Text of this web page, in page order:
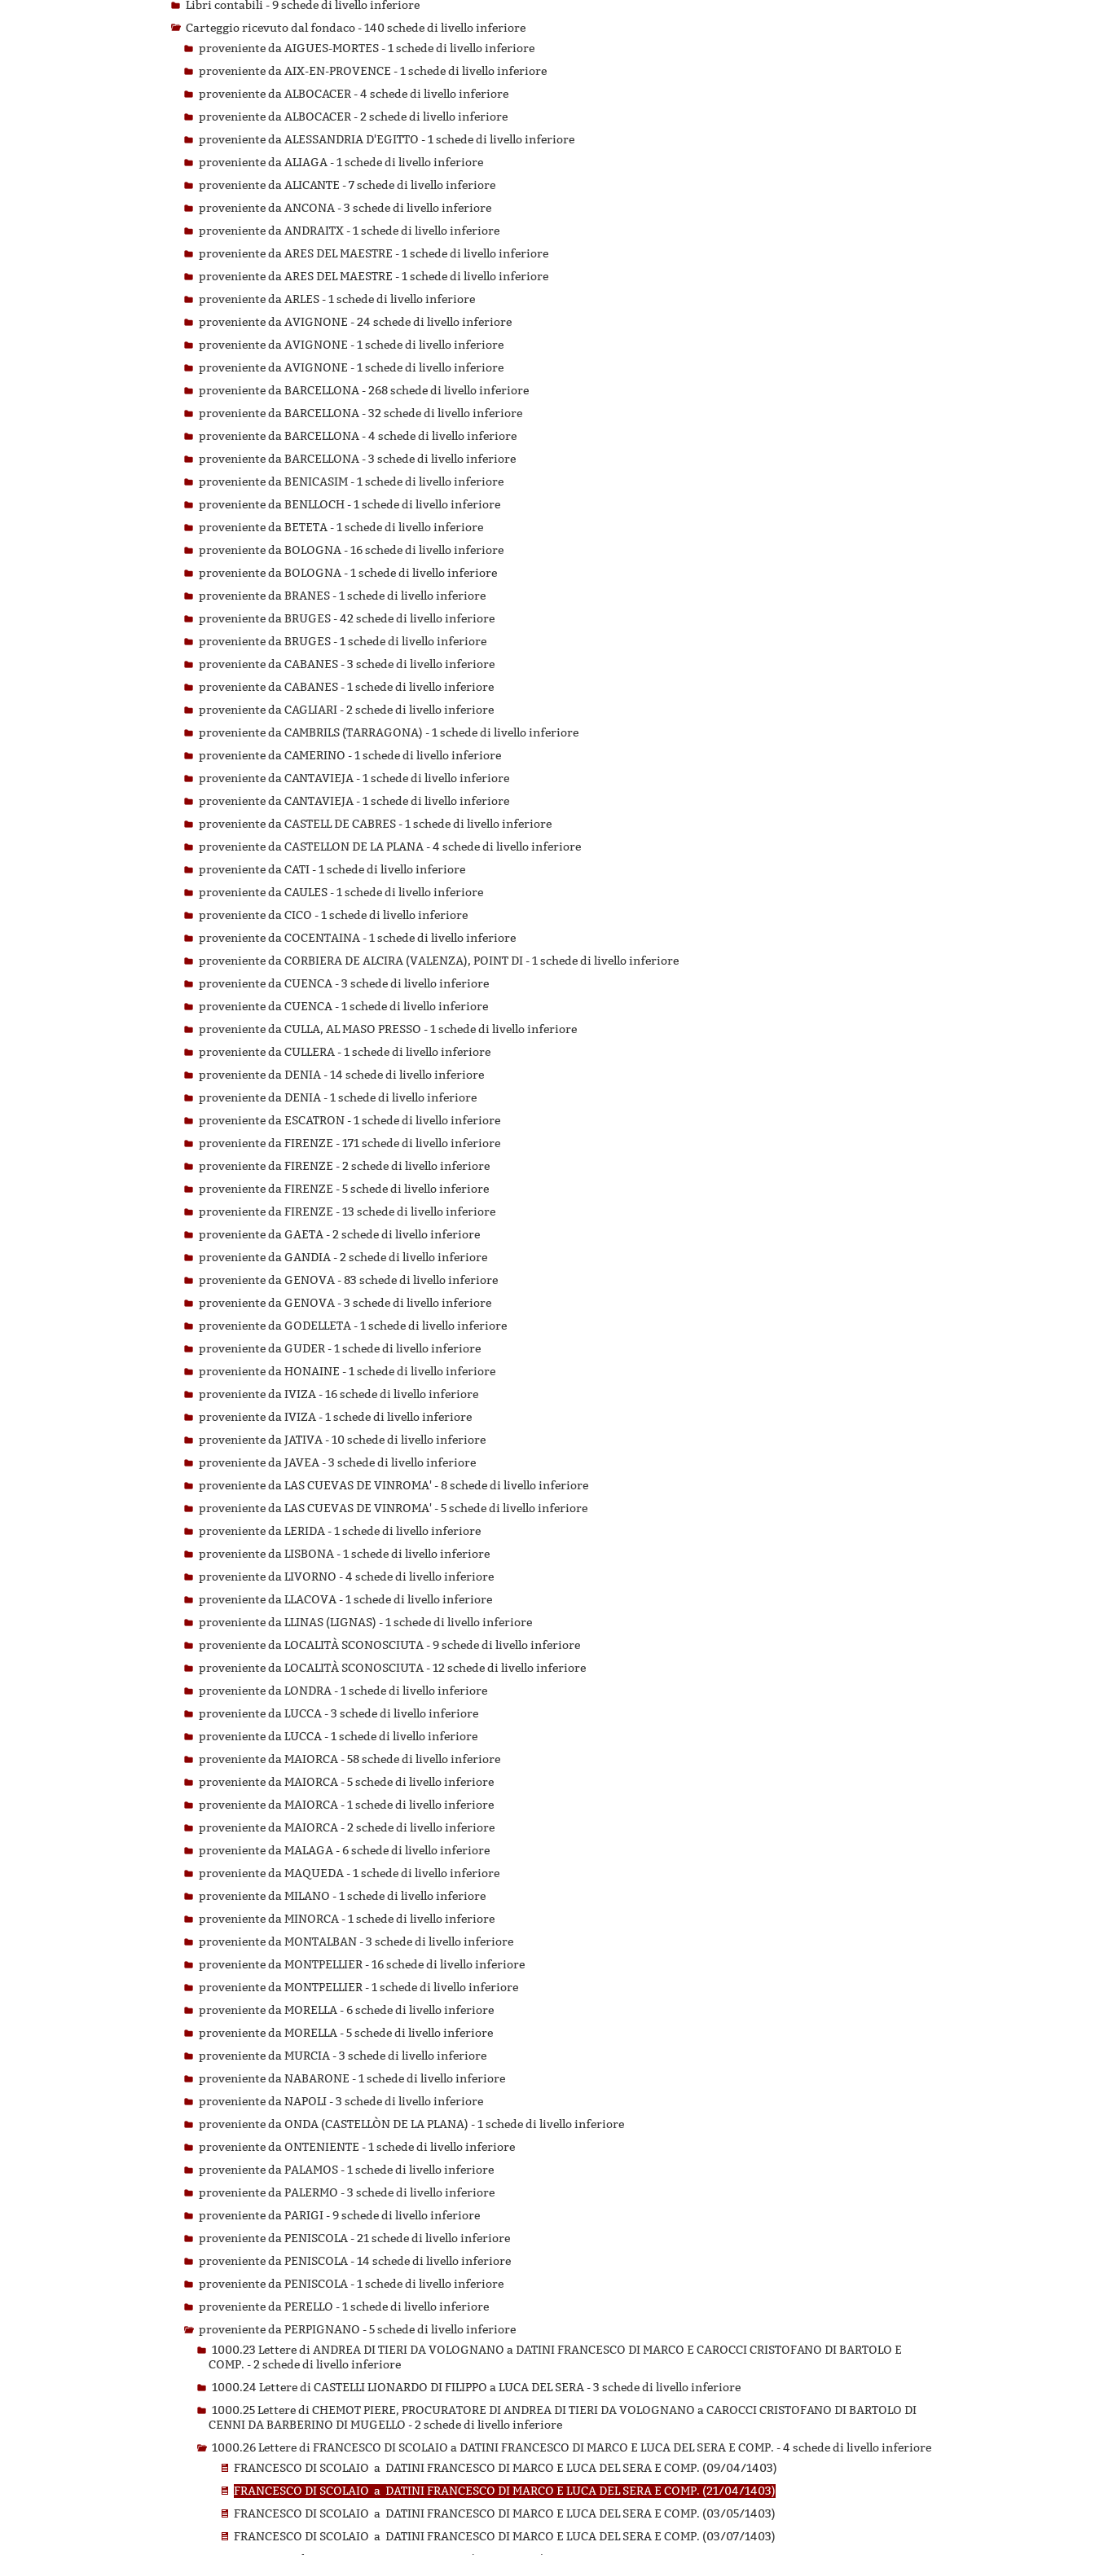
Libri contabili -9 schede di livello inferiore
Carteggio ricevuto dal fondaco -140 schede di livello inferiore
proveniente da AIGUES-MORTES -1 schede di livello inferiore
proveniente da AIX-EN-PROVENCE -1 schede di livello inferiore
proveniente da ALBOCACER -4 schede di livello inferiore
proveniente da ALBOCACER -2 schede di livello inferiore
proveniente da ALESSANDRIA D'EGITTO -1 schede di livello inferiore
proveniente da ALIAGA -1 schede di livello inferiore
proveniente da ALICANTE -7 schede di livello inferiore
proveniente da ANCONA -3 schede di livello inferiore
proveniente da ANDRAITX -1 schede di livello inferiore
proveniente da ARES DEL MAESTRE -1 schede di livello inferiore
proveniente da ARES DEL MAESTRE -1 schede di livello inferiore
proveniente da ARLES -1 schede di livello inferiore
proveniente da AVIGNONE -24 schede di livello inferiore
proveniente da AVIGNONE -1 schede di livello inferiore
proveniente da AVIGNONE -1 schede di livello inferiore
proveniente da BARCELLONA -268 schede di livello inferiore
proveniente da BARCELLONA -32 schede di livello inferiore
proveniente da BARCELLONA -4 schede di livello inferiore
proveniente da BARCELLONA -3 schede di livello inferiore
proveniente da BENICASIM -1 schede di livello inferiore
proveniente da BENLLOCH -1 schede di livello inferiore
proveniente da BETETA -1 schede di livello inferiore
proveniente da BOLOGNA -16 schede di livello inferiore
proveniente da BOLOGNA -1 schede di livello inferiore
proveniente da BRANES -1 schede di livello inferiore
proveniente da BRUGES -42 schede di livello inferiore
proveniente da BRUGES -1 schede di livello inferiore
proveniente da CABANES -3 schede di livello inferiore
proveniente da CABANES -1 schede di livello inferiore
proveniente da CAGLIARI -2 schede di livello inferiore
proveniente da CAMBRILS (TARRAGONA) -1 schede di livello inferiore
proveniente da CAMERINO -1 schede di livello inferiore
proveniente da CANTAVIEJA -1 schede di livello inferiore
proveniente da CANTAVIEJA -1 schede di livello inferiore
proveniente da CASTELL DE CABRES -1 schede di livello inferiore
proveniente da CASTELLON DE LA PLANA -4 schede di livello inferiore
proveniente da CATI -1 schede di livello inferiore
proveniente da CAULES -1 schede di livello inferiore
proveniente da CICO -1 schede di livello inferiore
proveniente da COCENTAINA -1 schede di livello inferiore
proveniente da CORBIERA DE ALCIRA (VALENZA), POINT DI -1 schede di livello inferiore
proveniente da CUENCA -3 schede di livello inferiore
proveniente da CUENCA -1 schede di livello inferiore
proveniente da CULLA, AL MASO PRESSO -1 schede di livello inferiore
proveniente da CULLERA -1 schede di livello inferiore
proveniente da DENIA -14 schede di livello inferiore
proveniente da DENIA -1 schede di livello inferiore
proveniente da ESCATRON -1 schede di livello inferiore
proveniente da FIRENZE -171 schede di livello inferiore
proveniente da FIRENZE -2 schede di livello inferiore
proveniente da FIRENZE -5 schede di livello inferiore
proveniente da FIRENZE -13 schede di livello inferiore
proveniente da GAETA -2 schede di livello inferiore
proveniente da GANDIA -2 schede di livello inferiore
proveniente da GENOVA -83 schede di livello inferiore
proveniente da GENOVA -3 schede di livello inferiore
proveniente da GODELLETA -1 schede di livello inferiore
proveniente da GUDER -1 schede di livello inferiore
proveniente da HONAINE -1 schede di livello inferiore
proveniente da IVIZA -16 schede di livello inferiore
proveniente da IVIZA -1 schede di livello inferiore
proveniente da JATIVA -10 schede di livello inferiore
proveniente da JAVEA -3 schede di livello inferiore
proveniente da LAS CUEVAS DE VINROMA' -8 schede di livello inferiore
proveniente da LAS CUEVAS DE VINROMA' -5 schede di livello inferiore
proveniente da LERIDA -1 schede di livello inferiore
proveniente da LISBONA -1 schede di livello inferiore
proveniente da LIVORNO -4 schede di livello inferiore
proveniente da LLACOVA -1 schede di livello inferiore
proveniente da LLINAS (LIGNAS) -1 schede di livello inferiore
proveniente da LOCALITÀ SCONOSCIUTA -9 schede di livello inferiore
proveniente da LOCALITÀ SCONOSCIUTA -12 schede di livello inferiore
proveniente da LONDRA -1 schede di livello inferiore
proveniente da LUCCA -3 schede di livello inferiore
proveniente da LUCCA -1 schede di livello inferiore
proveniente da MAIORCA -58 schede di livello inferiore
proveniente da MAIORCA -5 schede di livello inferiore
proveniente da MAIORCA -1 schede di livello inferiore
proveniente da MAIORCA -2 schede di livello inferiore
proveniente da MALAGA -6 schede di livello inferiore
proveniente da MAQUEDA -1 schede di livello inferiore
proveniente da MILANO -1 schede di livello inferiore
proveniente da MINORCA -1 schede di livello inferiore
proveniente da MONTALBAN -3 schede di livello inferiore
proveniente da MONTPELLIER -16 schede di livello inferiore
proveniente da MONTPELLIER -1 schede di livello inferiore
proveniente da MORELLA -6 schede di livello inferiore
proveniente da MORELLA -5 schede di livello inferiore
proveniente da MURCIA -3 schede di livello inferiore
proveniente da NABARONE -1 schede di livello inferiore
proveniente da NAPOLI -3 schede di livello inferiore
proveniente da ONDA (CASTELLÒN DE LA PLANA) -1 schede di livello inferiore
proveniente da ONTENIENTE -1 schede di livello inferiore
proveniente da PALAMOS -1 schede di livello inferiore
proveniente da PALERMO -3 schede di livello inferiore
proveniente da PARIGI -9 schede di livello inferiore
proveniente da PENISCOLA -21 schede di livello inferiore
proveniente da PENISCOLA -14 schede di livello inferiore
proveniente da PENISCOLA -1 schede di livello inferiore
proveniente da PERELLO -1 schede di livello inferiore
proveniente da PERPIGNANO -5 schede di livello inferiore
1000.23 Lettere di ANDREA DI TIERI DA VOLOGNANO a DATINI FRANCESCO DI MARCO E CAROCCI CRISTOFANO DI BARTOLO E
COMP. -2 schede di livello inferiore
1000.24 Lettere di CASTELLI LIONARDO DI FILIPPO a LUCA DEL SERA -3 schede di livello inferiore
1000.25 Lettere di CHEMOT PIERE, PROCURATORE DI ANDREA DI TIERI DA VOLOGNANO a CAROCCI CRISTOFANO DI BARTOLO DI
CENNI DA BARBERINO DI MUGELLO -2 schede di livello inferiore
1000.26 Lettere di FRANCESCO DI SCOLAIO a DATINI FRANCESCO DI MARCO E LUCA DEL SERA E COMP. -4 schede di livello inferiore
FRANCESCO DI SCOLAIO a DATINI FRANCESCO DI MARCO E LUCA DEL SERA E COMP. (09/04/1403)
FRANCESCO DI SCOLAIO a DATINI FRANCESCO DI MARCO E LUCA DEL SERA E COMP. (21/04/1403)
FRANCESCO DI SCOLAIO a DATINI FRANCESCO DI MARCO E LUCA DEL SERA E COMP. (03/05/1403)
FRANCESCO DI SCOLAIO a DATINI FRANCESCO DI MARCO E LUCA DEL SERA E COMP. (03/07/1403)